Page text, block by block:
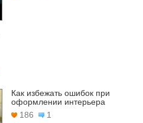
Как избежать ошибок при
оформлении интерьера
186
1